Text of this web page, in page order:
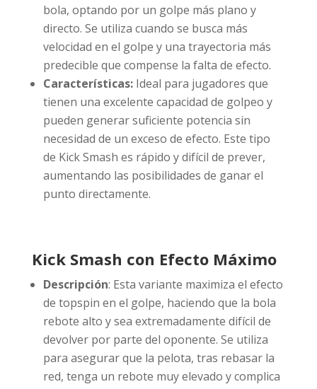
bola, optando por un golpe más plano y
directo. Se utiliza cuando se busca más
velocidad en el golpe y una trayectoria más
predecible que compense la falta de efecto.
Características:Ideal para jugadores que
tienen una excelente capacidad de golpeo y
pueden generar suficiente potencia sin
necesidad de un exceso de efecto. Este tipo
de Kick Smash es rápido y difícil de prever,
aumentando las posibilidades de ganar el
punto directamente.
Kick Smash con Efecto Máximo
Descripción: Esta variante maximiza el efecto
de topspin en el golpe, haciendo que la bola
rebote alto y sea extremadamente difícil de
devolver por parte del oponente. Se utiliza
para asegurar que la pelota, tras rebasar la
red, tenga un rebote muy elevado y complica